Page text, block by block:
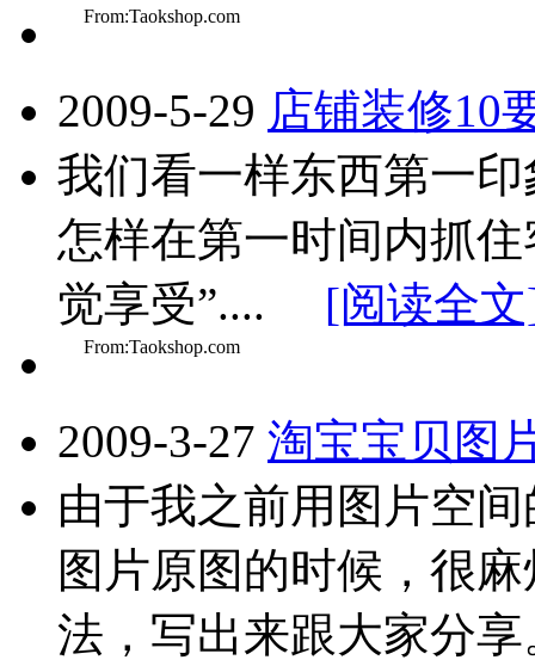
From:Taokshop.com
2009-5-29 店铺装修10
我们看一样东西第一
怎样在第一时间内抓
觉享受”.... [阅读全
From:Taokshop.com
2009-3-27 淘宝宝贝图
由于我之前用图片空
图片原图的时候，很
法，写出来跟大家分